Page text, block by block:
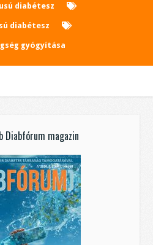
diabétesz
diabétesz
gyógyítása
Diabfórum magazin